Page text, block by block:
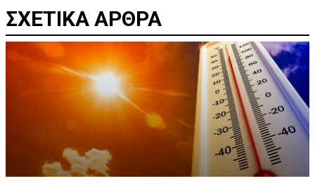
ΣΧΕΤΙΚΑ ΑΡΘΡΑ